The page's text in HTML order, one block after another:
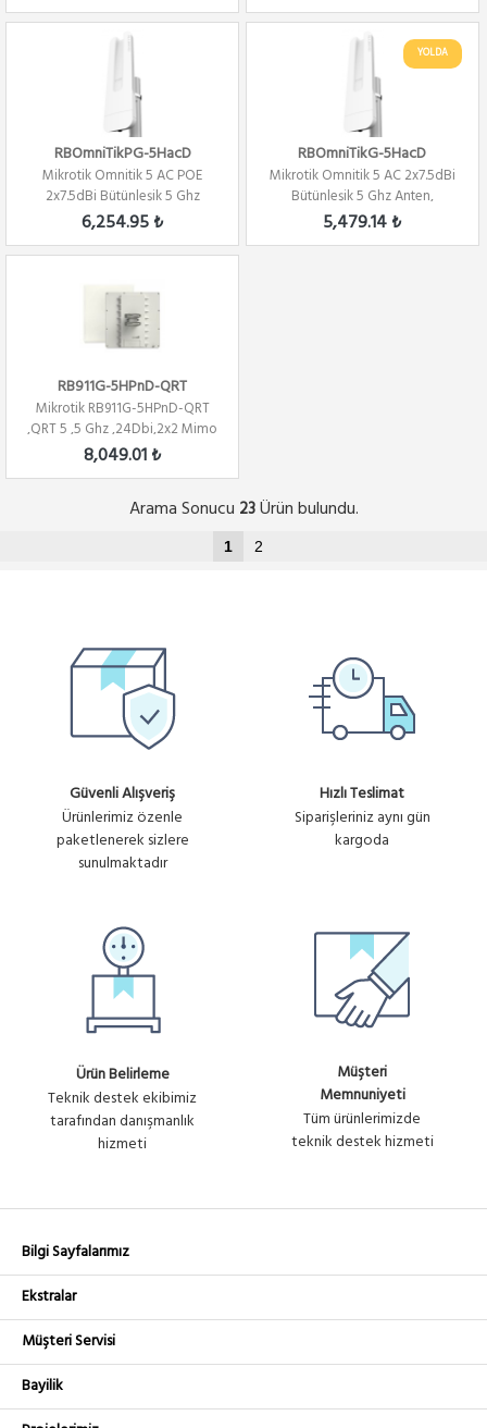
RBOmniTikPG-5HacD
Mikrotik Omnitik 5 AC POE
2x7.5dBi Bütünleşik 5 Ghz
Anten, 802.11a...
6,254.95 ₺
YOLDA
RBOmniTikG-5HacD
Mikrotik Omnitik 5 AC 2x7.5dBi
Bütünleşik 5 Ghz Anten,
802.11an/a...
5,479.14 ₺
RB911G-5HPnD-QRT
Mikrotik RB911G-5HPnD-QRT
,QRT 5 ,5 Ghz ,24Dbi,2x2 Mimo
10 Derece,...
8,049.01 ₺
Arama Sonucu 23Ürün bulundu.
1 2
Güvenli Alışveriş
Ürünlerimiz özenle
paketlenerek sizlere
sunulmaktadır
Hızlı Teslimat
Siparişleriniz aynı gün
kargoda
Ürün Belirleme
Teknik destek ekibimiz
tarafından danışmanlık
hizmeti
Müşteri
Memnuniyeti
Tüm ürünlerimizde
teknik destek hizmeti
Bilgi Sayfalarımız
Ekstralar
Müşteri Servisi
Bayilik